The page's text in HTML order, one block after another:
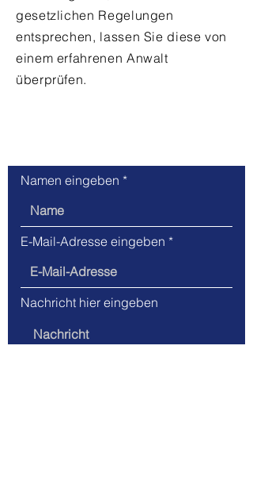
gesetzlichen Regelungen
entsprechen, lassen Sie diese von
einem erfahrenen Anwalt
überprüfen.
Namen eingeben
E-Mail-Adresse eingeben
Nachricht hier eingeben